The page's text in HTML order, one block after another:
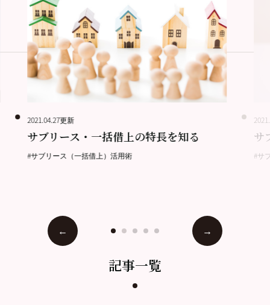
2021.04.27更新
サブリース・一括借上の特長を知る
#サブリース（一括借上）活用術
サ
#サ
記事一覧